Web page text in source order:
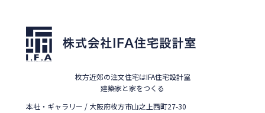
枚方近郊の注文住宅はIFA住宅設計室
建築家と家をつくる
本社・ギャラリー / 大阪府枚方市山之上西町27-30